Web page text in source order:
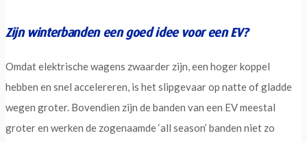
Zijn winterbanden een goed idee voor een EV?
Omdat elektrische wagens zwaarder zijn, een hoger koppel
hebben en snel accelereren, is het slipgevaar op natte of gladde
wegen groter. Bovendien zijn de banden van een EV meestal
groter en werken de zogenaamde ‘all season’ banden niet zo